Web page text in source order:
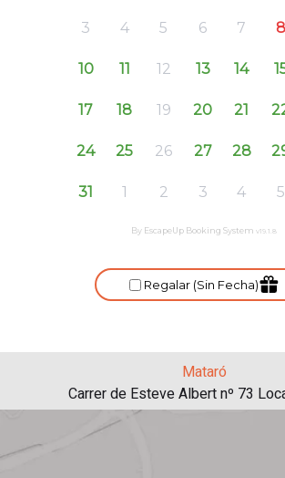
Mataró
Carrer de Esteve Albert nº 73